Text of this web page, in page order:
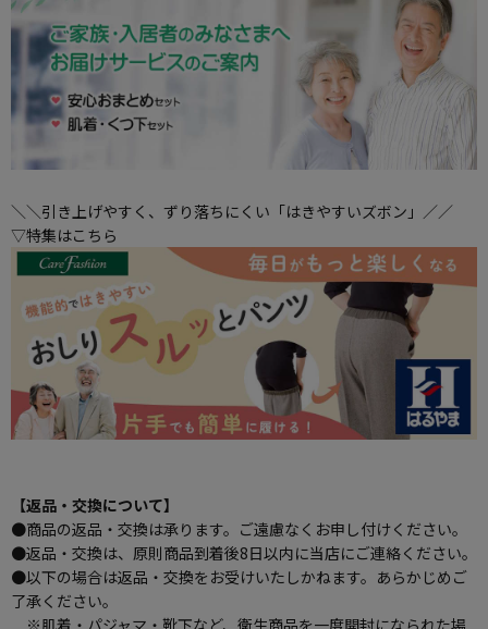
＼＼引き上げやすく、ずり落ちにくい「はきやすいズボン」／／
▽特集はこちら
【返品・交換について】
●商品の返品・交換は承ります。ご遠慮なくお申し付けください。
●返品・交換は、原則商品到着後8日以内に当店にご連絡ください。
●以下の場合は返品・交換をお受けいたしかねます。あらかじめご
了承ください。
※肌着・パジャマ・靴下など、衛生商品を一度開封になられた場